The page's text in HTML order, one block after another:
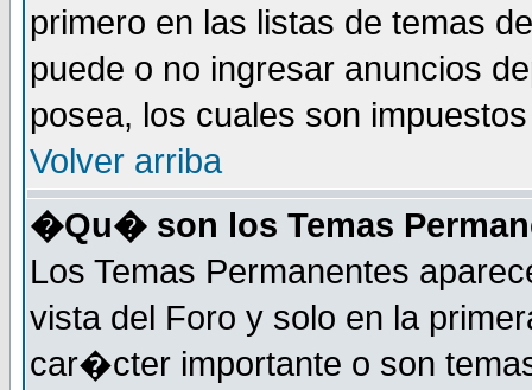
primero en las listas de temas
puede o no ingresar anuncios
posea, los cuales son
Volver arriba
�Qu� son los Temas
Los Temas Permanentes
vista del Foro y solo en la
car�cter importante o son